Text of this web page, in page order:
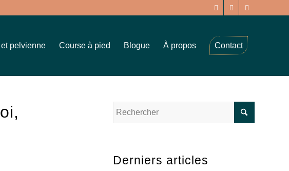
pelvienne Course à pied Blogue À propos Contact
Derniers articles